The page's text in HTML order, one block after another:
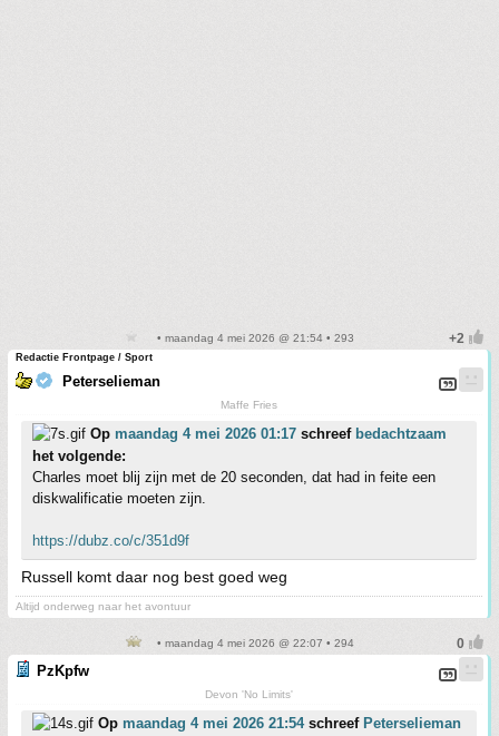
• maandag 4 mei 2026 @ 21:54 • 293
Redactie Frontpage / Sport
Peterselieman
Maffe Fries
Op maandag 4 mei 2026 01:17 schreef bedachtzaam
het volgende:
Charles moet blij zijn met de 20 seconden, dat had in feite een
diskwalificatie moeten zijn.
https://dubz.co/c/351d9f
Russell komt daar nog best goed weg
Altijd onderweg naar het avontuur
• maandag 4 mei 2026 @ 22:07 • 294
PzKpfw
Devon 'No Limits'
Op maandag 4 mei 2026 21:54schreef Peterselieman